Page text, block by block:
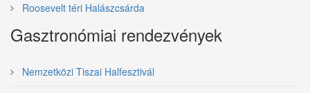
Roosevelt téri Halászcsárda
Gasztronómiai rendezvények
Nemzetközi Tiszai Halfesztivál